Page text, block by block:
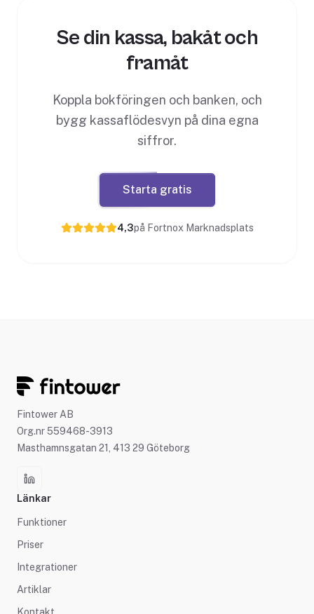
Se din kassa, bakåt och
framåt
Koppla bokföringen och banken, och
bygg kassaflödesvyn på dina egna
siffror.
Starta gratis
4,3på Fortnox Marknadsplats
Fintower AB
Org.nr 559468-3913
Masthamnsgatan 21, 413 29 Göteborg
Länkar
Funktioner
Priser
Integrationer
Artiklar